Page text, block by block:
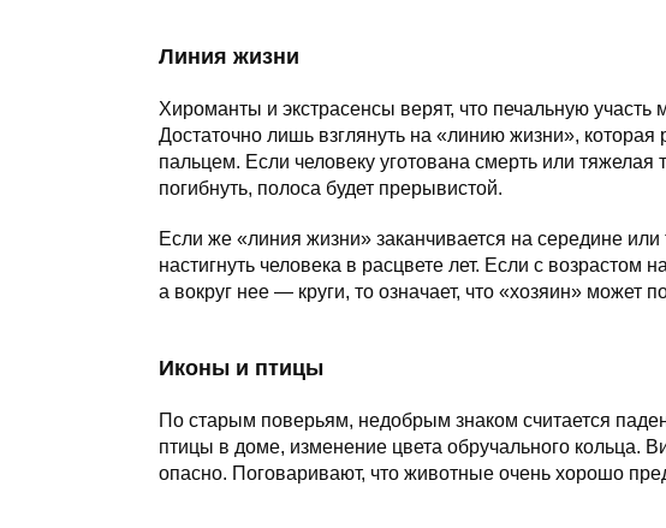
Линия жизни
Хироманты и экстрасенсы верят, что печальную участь
Достаточно лишь взглянуть на «линию жизни»,
пальцем. Если человеку уготована смерть или
погибнуть, полоса будет прерывистой.
Если же «линия жизни» заканчивается на середине
настигнуть человека в расцвете лет. Если с возрастом
а вокруг нее — круги, то означает, что «хозяин» может
Иконы и птицы
По старым поверьям, недобрым знаком считается
птицы в доме, изменение цвета обручального кольца.
опасно. Поговаривают, что животные очень хорошо